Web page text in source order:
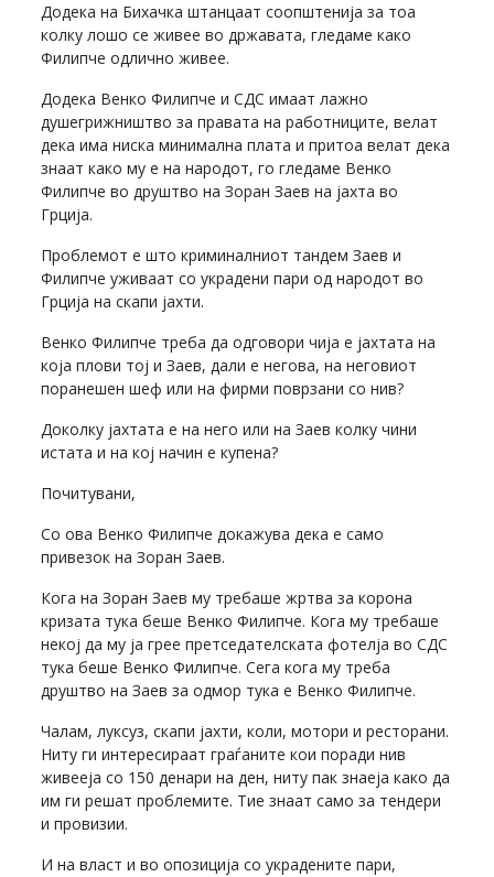
Додека на Бихачка штанцаат соопштенија за тоа
колку лошо се живее во државата, гледаме како
Филипче одлично живее.
Додека Венко Филипче и СДС имаат лажно
душегрижништво за правата на работниците, велат
дека има ниска минимална плата и притоа велат дека
знаат како му е на народот, го гледаме Венко
Филипче во друштво на Зоран Заев на јахта во
Грција.
Проблемот е што криминалниот тандем Заев и
Филипче уживаат со украдени пари од народот во
Грција на скапи јахти.
Венко Филипче треба да одговори чија е јахтата на
која плови тој и Заев, дали е негова, на неговиот
поранешен шеф или на фирми поврзани со нив?
Доколку јахтата е на него или на Заев колку чини
истата и на кој начин е купена?
Почитувани,
Со ова Венко Филипче докажува дека е само
привезок на Зоран Заев.
Кога на Зоран Заев му требаше жртва за корона
кризата тука беше Венко Филипче. Кога му требаше
некој да му ја грее претседателската фотелја во СДС
тука беше Венко Филипче. Сега кога му треба
друштво на Заев за одмор тука е Венко Филипче.
Чалам, луксуз, скапи јахти, коли, мотори и ресторани.
Ниту ги интересираат граѓаните кои поради нив
живееја со 150 денари на ден, ниту пак знаеја како да
им ги решат проблемите. Тие знаат само за тендери
и провизии.
И на власт и во опозиција со украдените пари,